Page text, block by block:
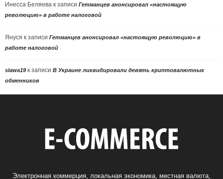
Инесса Беляева к записи Гетманцев анонсировал «настоящую
революцию» в работе налоговой
Януся к записи Гетманцев анонсировал «настоящую революцию» в
работе налоговой
slawa19 к записи В Украине ликвидировали девять криптовалютных
обменников
Электронная коммерция, локальная экономика, местная валюта,